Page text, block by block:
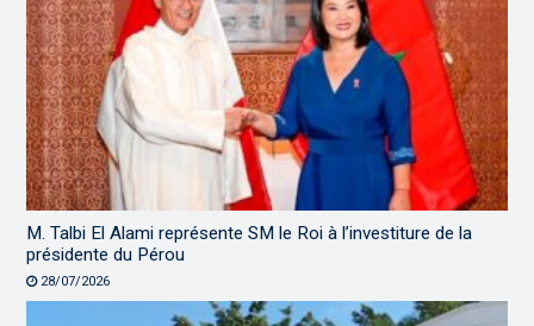
M. Talbi El Alami représente SM le Roi à l’investiture de la
présidente du Pérou
28/07/2026